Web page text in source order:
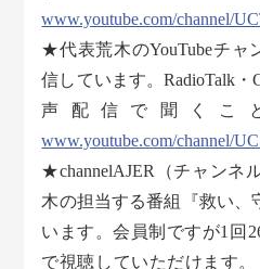
www.youtube.com/channel/
★代表荒木のYouTubeチ
信しています。RadioTalk・
声配信で聞くこ
www.youtube.com/channel/
★channelAJER（チャン
木の担当する番組『救い、
います。会員制ですが1回
で視聴していただけます